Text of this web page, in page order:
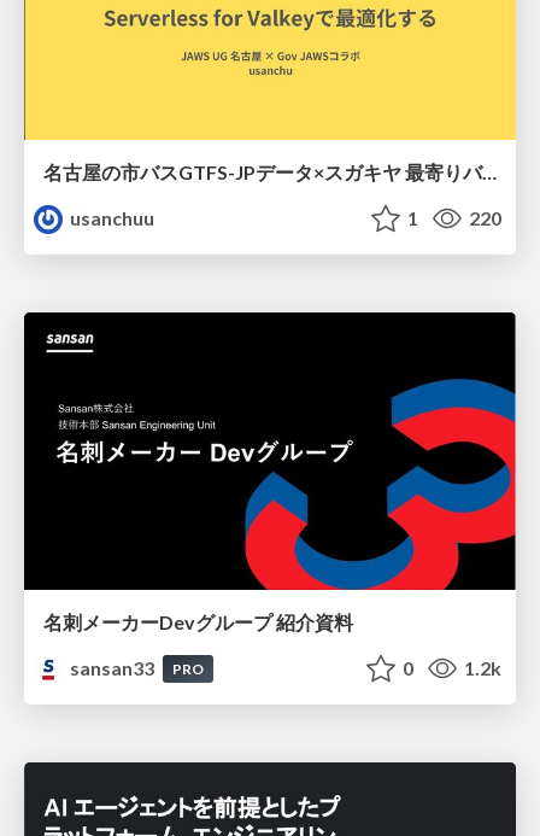
名古屋の市バスGTFS-JPデータ×スガキヤ 最寄りバス停検索をAmazon ElastiCache Serverless for Valkeyで最適化する
usanchuu
1 220
名刺メーカーDevグループ 紹介資料
sansan33
PRO 0 1.2k